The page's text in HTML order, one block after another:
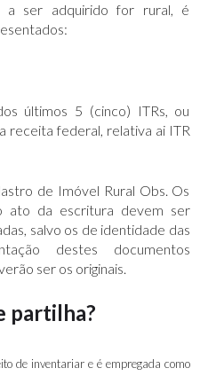
a ser adquirido for rural, é
últimos 5 (cinco) ITRs, ou
receita federal, relativa ai ITR
de Imóvel Rural Obs. Os
ato da escritura devem ser
salvo os de identidade das
destes documentos
ser os originais.
partilha?
de inventariar e é empregada como